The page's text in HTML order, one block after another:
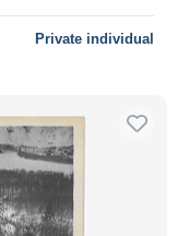
Private individual